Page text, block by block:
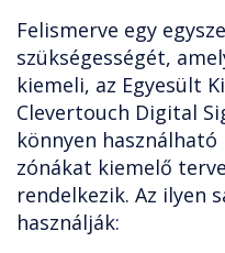
Felismerve egy
szükségességét,
kiemeli, az Egyesült
Clevertouch Digital
könnyen
zónákat kiemelő
rendelkezik. Az ilyen
használják: